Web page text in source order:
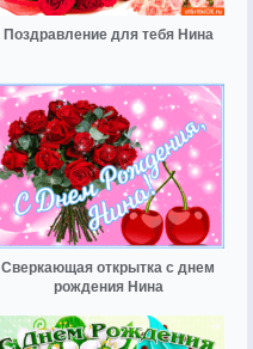
Поздравление для тебя Нина
Сверкающая открытка с днем
рождения Нина